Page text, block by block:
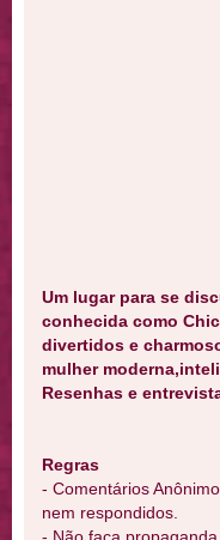
Um lugar para se
conhecida como
divertidos e
mulher
Resenhas e
Regras
- Comentários
nem respondidos.